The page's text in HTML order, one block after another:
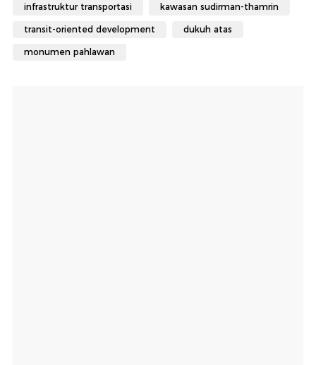
infrastruktur transportasi kawasan sudirman-thamrin
transit-oriented development dukuh atas
monumen pahlawan